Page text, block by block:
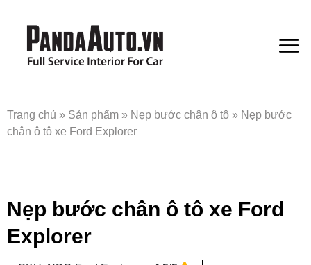
Trang chủ » Sản phẩm » Nẹp bước chân ô tô » Nẹp bước
chân ô tô xe Ford Explorer
Nẹp bước chân ô tô xe Ford
Explorer